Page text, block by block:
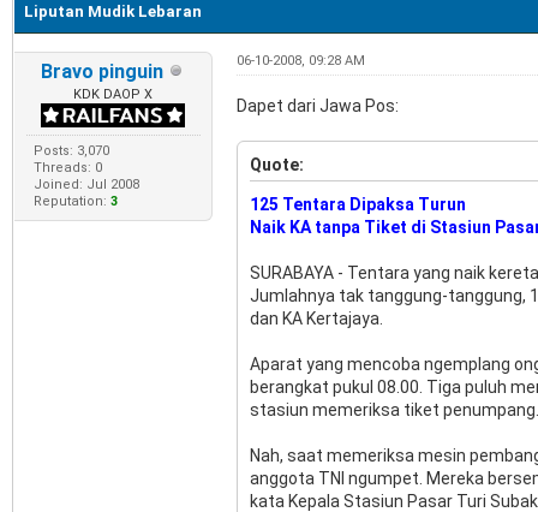
Liputan Mudik Lebaran
Bravo pinguin
KDK DAOP X
Posts: 3,070
Threads: 0
Joined: Jul 2008
Reputation: 3
06-10-2008, 09:28 AM
Dapet dari Jawa Pos:
Quote:
125 Tentara Dipaksa Turun
Naik KA tanpa Tiket di Stasiun
SURABAYA - Tentara yang naik
Jumlahnya tak tanggung-tanggung,
dan KA Kertajaya.
Aparat yang mencoba ngemplang
berangkat pukul 08.00. Tiga puluh
stasiun memeriksa tiket
Nah, saat memeriksa mesin
anggota TNI ngumpet. Mereka
kata Kepala Stasiun Pasar Turi